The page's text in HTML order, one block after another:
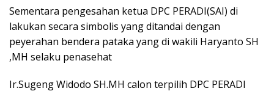
Sementara pengesahan ketua DPC PERADI(SAI) di
lakukan secara simbolis yang ditandai dengan
peyerahan bendera pataka yang di wakili Haryanto SH
,MH selaku penasehat
Ir.Sugeng Widodo SH.MH calon terpilih DPC PERADI